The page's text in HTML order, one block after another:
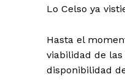
Lo Celso ya
Hasta el
viabilidad de
disponibilidad